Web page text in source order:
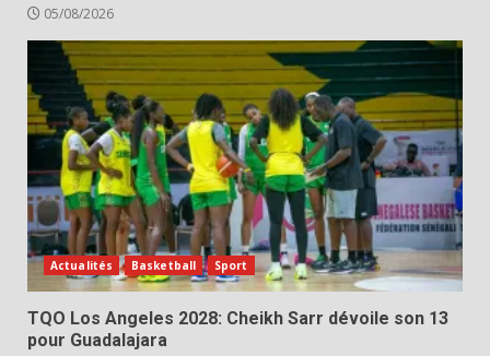
05/08/2026
Actualités Basketball Sport
TQO Los Angeles 2028: Cheikh Sarr dévoile son 13
pour Guadalajara